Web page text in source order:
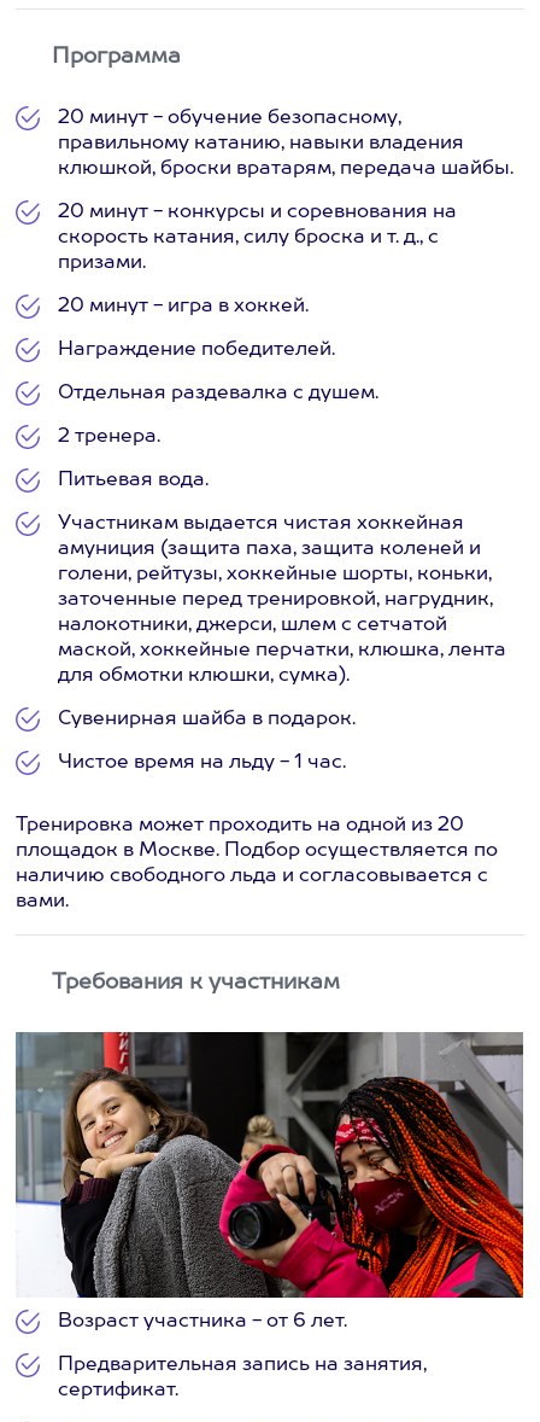
Программа
20 минут - обучение безопасному,
правильному катанию, навыки владения
клюшкой, броски вратарям, передача шайбы.
20 минут - конкурсы и соревнования на
скорость катания, силу броска и т. д., с
призами.
20 минут - игра в хоккей.
Награждение победителей.
Отдельная раздевалка с душем.
2 тренера.
Питьевая вода.
Участникам выдается чистая хоккейная
амуниция (защита паха, защита коленей и
голени, рейтузы, хоккейные шорты, коньки,
заточенные перед тренировкой, нагрудник,
налокотники, джерси, шлем с сетчатой
маской, хоккейные перчатки, клюшка, лента
для обмотки клюшки, сумка).
Сувенирная шайба в подарок.
Чистое время на льду - 1 час.
Тренировка может проходить на одной из 20
площадок в Москве. Подбор осуществляется по
наличию свободного льда и согласовывается с
вами.
Требования к участникам
Возраст участника - от 6 лет.
Предварительная запись на занятия,
сертификат.